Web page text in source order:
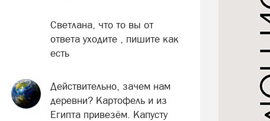
Светлана, что то вы от
ответа уходите , пишите как
есть
Действительно, зачем нам
деревни? Картофель и из
Египта привезём. Капусту